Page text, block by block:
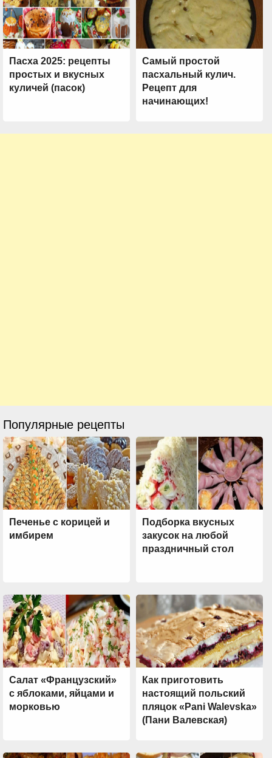
Пасха 2025: рецепты
простых и вкусных
куличей (пасок)
Самый простой
пасхальный кулич.
Рецепт для
начинающих!
Популярные рецепты
Печенье с корицей и
имбирем
Подборка вкусных
закусок на любой
праздничный стол
Салат «Французский»
с яблоками, яйцами и
морковью
Как приготовить
настоящий польский
пляцок «Pani Walevska»
(Пани Валевская)